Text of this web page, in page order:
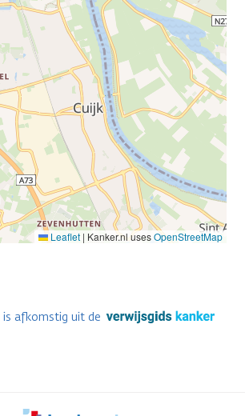
Leaflet | Kanker.nl usesOpenStreetMap
afkomstig uit de